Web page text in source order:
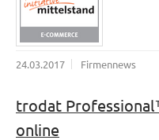
24.03.2017 Firmennews
trodat
online